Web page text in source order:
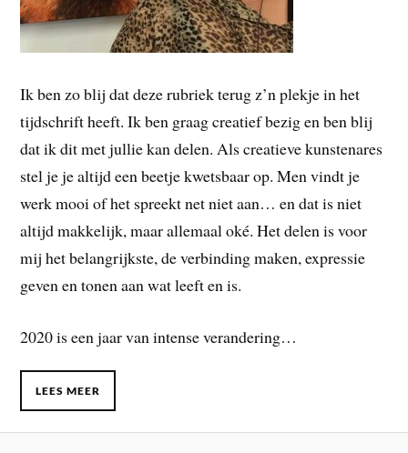
Ik ben zo blij dat deze rubriek terug z’n plekje in het
tijdschrift heeft. Ik ben graag creatief bezig en ben blij
dat ik dit met jullie kan delen. Als creatieve kunstenares
stel je je altijd een beetje kwetsbaar op. Men vindt je
werk mooi of het spreekt net niet aan… en dat is niet
altijd makkelijk, maar allemaal oké. Het delen is voor
mij het belangrijkste, de verbinding maken, expressie
geven en tonen aan wat leeft en is.
2020 is een jaar van intense verandering…
LEES MEER